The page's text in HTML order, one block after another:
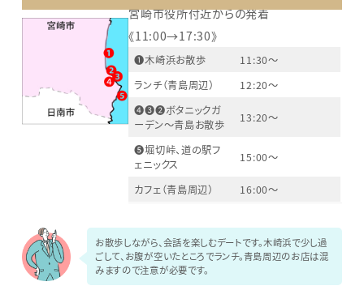
宮崎市役所付近からの発着
《11:00→17:30》
❶木崎浜お散歩
11:30～
ランチ（青島周辺）
12:20～
❹❸❷ボタニックガ
ーデン～青島お散歩
13:20～
❺堀切峠、道の駅フ
ェニックス
15:00～
カフェ（青島周辺） 16:00～
お散歩しながら、会話を楽しむデートです。木崎浜で少し過
ごして、お腹が空いたところでランチ。青島周辺のお店は混
みますので注意が必要です。